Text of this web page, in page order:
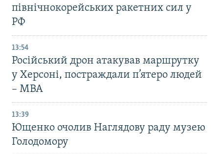
північнокорейських ракетних сил у
РФ
13:54
Російський дрон атакував маршрутку
у Херсоні, постраждали п’ятеро людей
– МВА
13:39
Ющенко очолив Наглядову раду музею
Голодомору